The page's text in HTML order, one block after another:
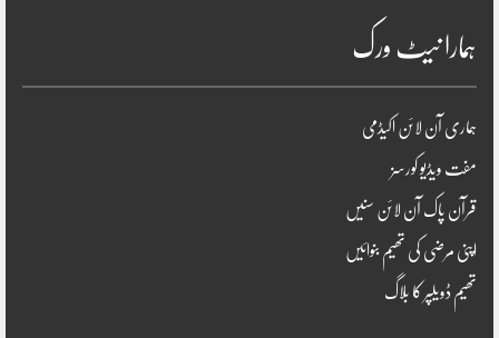
ہمارا نیٹ ورک
ہماری آن لائن اکیڈمی
مفت ویڈیو کورسز
قرآن پاک آن لائن سنیں
اپنی مرضی کی تھیم بنوائیں
تھیم ڈویلپر کا بلاگ